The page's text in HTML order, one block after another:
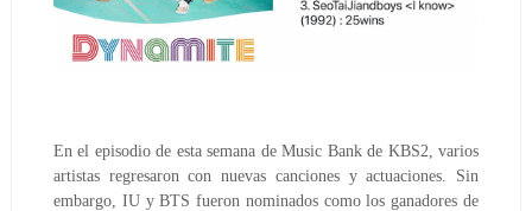
En el episodio de esta semana de Music Bank de KBS2, varios
artistas regresaron con nuevas canciones y actuaciones. Sin
embargo, IU y BTS fueron nominados como los ganadores de